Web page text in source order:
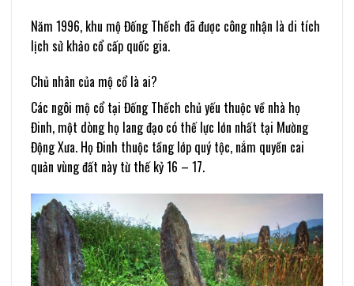
Năm 1996, khu mộ Đống Thếch đã được công nhận là di tích
lịch sử khảo cổ cấp quốc gia.
Chủ nhân của mộ cổ là ai?
Các ngôi mộ cổ tại Đống Thếch chủ yếu thuộc về nhà họ
Đinh, một dòng họ lang đạo có thế lực lớn nhất tại Mường
Động Xưa. Họ Đinh thuộc tầng lớp quý tộc, nắm quyền cai
quản vùng đất này từ thế kỷ 16 – 17.